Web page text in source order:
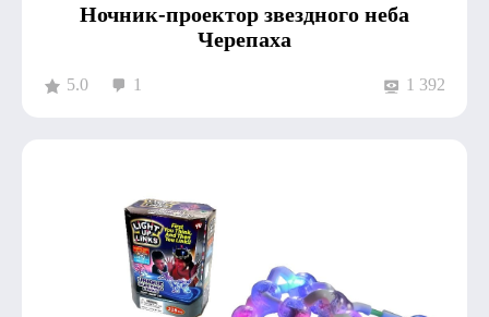
Ночник-проектор звездного неба
Черепаха
5.0 1 1 392